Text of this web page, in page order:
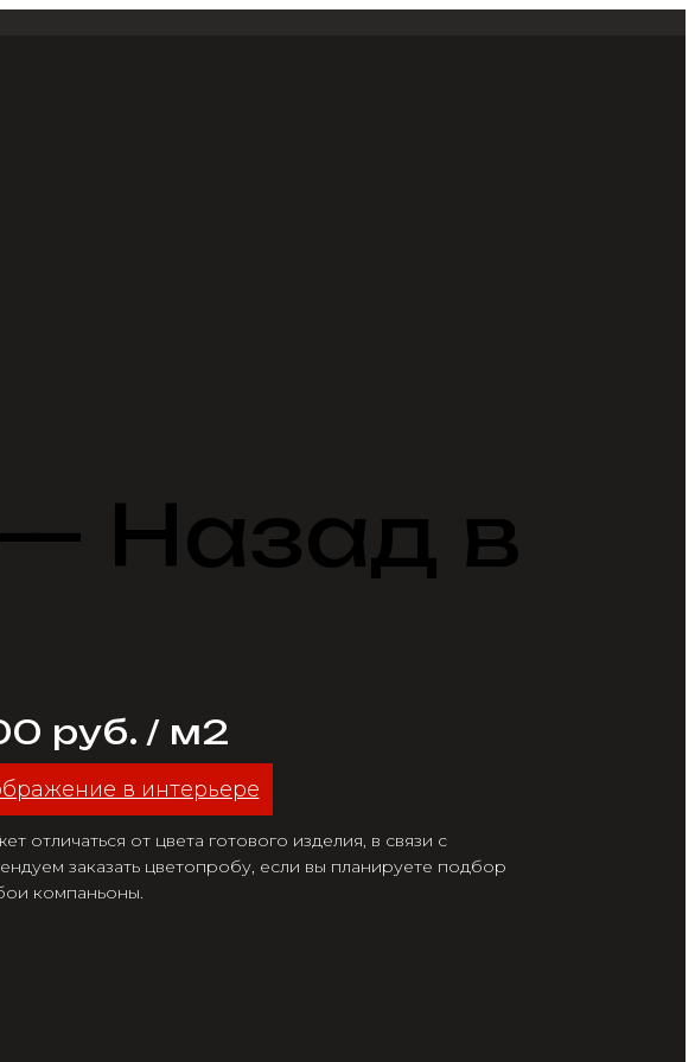
Назад в
руб. / м2
в интерьере
от цвета готового изделия, в связи с
заказать цветопробу, если вы планируете подбор
компаньоны.